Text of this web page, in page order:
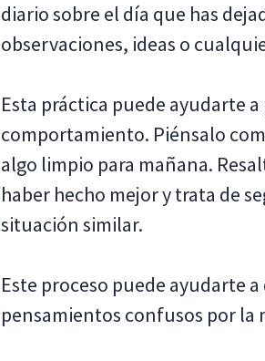
diario sobre el día que has
observaciones, ideas o
Esta práctica puede ayudarte
comportamiento. Piénsalo
algo limpio para mañana.
haber hecho mejor y trata de
situación similar.
Este proceso puede ayudarte
pensamientos confusos por la